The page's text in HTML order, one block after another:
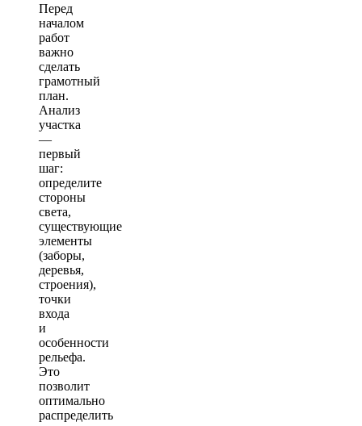
Перед
началом
работ
важно
сделать
грамотный
план.
Анализ
участка
—
первый
шаг:
определите
стороны
света,
существующие
элементы
(заборы,
деревья,
строения),
точки
входа
и
особенности
рельефа.
Это
позволит
оптимально
распределить